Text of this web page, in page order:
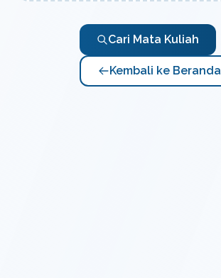
Cari Mata Kuliah
Kembali ke Beranda